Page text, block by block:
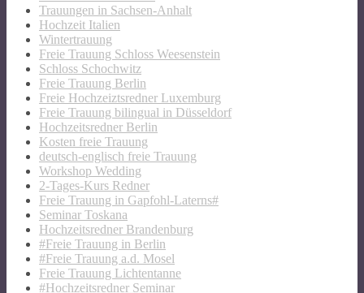
Trauungen in Sachsen-Anhalt
Hochzeit Italien
Wintertrauung
Freie Trauung Schloss Weesenstein
Schloss Schochwitz
Freie Trauung Berlin
Freie Hochzeiztsredner Luxemburg
Freie Trauung bilingual in Düsseldorf
Hochzeitsredner Berlin
Kosten freie Trauung
deutsch-englisch freie Trauung
Workshop Wedding
2-Tages-Kurs Redner
Freie Trauung in Gapfohl-Laterns#
Seminar Toskana
Hochzeitsredner Brandenburg
#Freie Trauung in Berlin
#Freie Trauung a.d. Mosel
Freie Trauung Lichtentanne
#Hochzeitsredner Seminar